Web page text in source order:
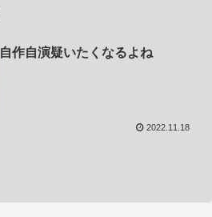
自作自演疑いたくなるよね
2022.11.18